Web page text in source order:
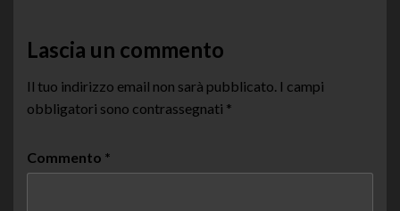
Lascia un commento
Il tuo indirizzo email non sarà pubblicato. I campi
obbligatori sono contrassegnati *
Commento *